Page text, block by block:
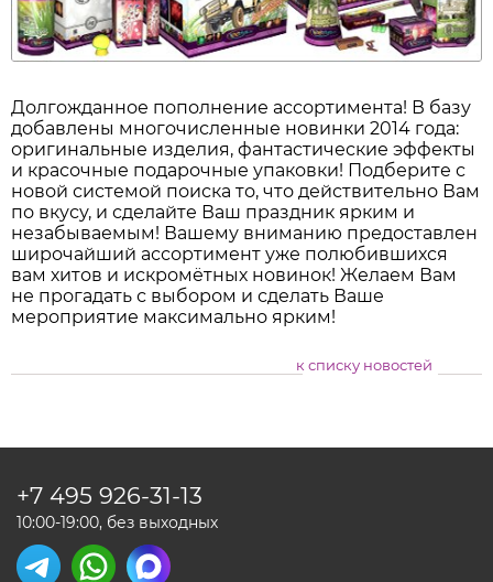
Долгожданное пополнение ассортимента! В базу
добавлены многочисленные новинки 2014 года:
оригинальные изделия, фантастические эффекты
и красочные подарочные упаковки! Подберите с
новой системой поиска то, что действительно Вам
по вкусу, и сделайте Ваш праздник ярким и
незабываемым! Вашему вниманию предоставлен
широчайший ассортимент уже полюбившихся
вам хитов и искромётных новинок! Желаем Вам
не прогадать с выбором и сделать Ваше
мероприятие максимально ярким!
к списку новостей
+7 495 926-31-13
10:00-19:00, без выходных